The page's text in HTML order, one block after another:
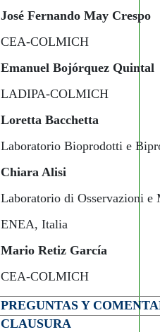
José Fernando May Crespo
CEA-COLMICH
Emanuel Bojórquez Quintal
LADIPA-COLMICH
Loretta Bacchetta
Laboratorio Bioprodotti e
Chiara Alisi
Laboratorio di Osservazioni e
ENEA, Italia
Mario Retiz García
CEA-COLMICH
PREGUNTAS Y
CLAUSURA